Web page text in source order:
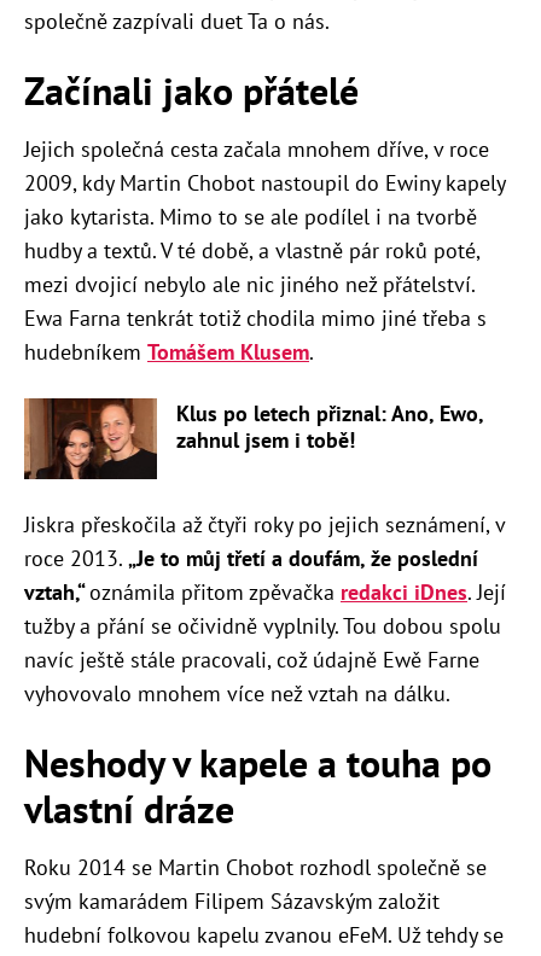
společně zazpívali duet Ta o nás.
Začínali jako přátelé
Jejich společná cesta začala mnohem dříve, v roce
2009, kdy Martin Chobot nastoupil do Ewiny kapely
jako kytarista. Mimo to se ale podílel i na tvorbě
hudby a textů. V té době, a vlastně pár roků poté,
mezi dvojicí nebylo ale nic jiného než přátelství.
Ewa Farna tenkrát totiž chodila mimo jiné třeba s
hudebníkem Tomášem Klusem.
Klus po letech přiznal: Ano, Ewo,
zahnul jsem i tobě!
Jiskra přeskočila až čtyři roky po jejich seznámení, v
roce 2013. „Je to můj třetí a doufám, že poslední
vztah,“oznámila přitom zpěvačka redakci iDnes. Její
tužby a přání se očividně vyplnily. Tou dobou spolu
navíc ještě stále pracovali, což údajně Ewě Farne
vyhovovalo mnohem více než vztah na dálku.
Neshody v kapele a touha po
vlastní dráze
Roku 2014 se Martin Chobot rozhodl společně se
svým kamarádem Filipem Sázavským založit
hudební folkovou kapelu zvanou eFeM. Už tehdy se